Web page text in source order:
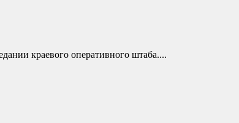
краевого оперативного штаба....